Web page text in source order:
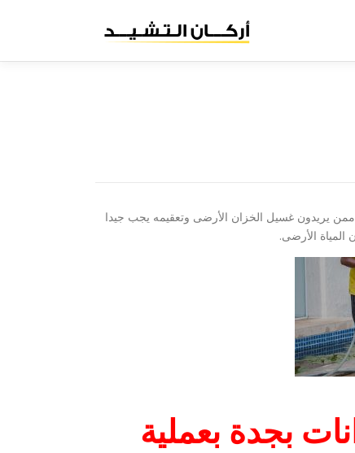
ممن يريدون غسيل الخزان الأرضى وتعقيمه يجب جيدا
الأرضى.
بجدة بعملية